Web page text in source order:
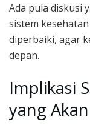
Ada pula diskusi
sistem
diperbaiki, agar
depan.
Implikasi
yang